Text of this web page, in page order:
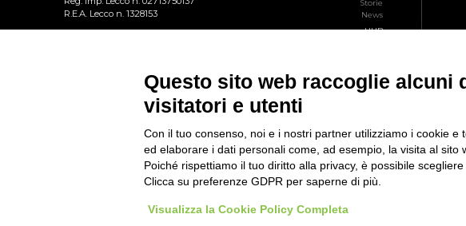
R.E.A. Lecco n. 1328153
Storie
News
HUB
Persone senza Confini
CARRIERE
Questo sito web raccoglie alcuni
visitatori e utenti
Con il tuo consenso, noi e i nostri partner utilizziamo i cookie e
ed elaborare i dati personali come, ad esempio, la visita al sito
Poiché rispettiamo il tuo diritto alla privacy, è possibile
Clicca su preferenze GDPR per saperne di più.
Visualizza la Cookie Policy Completa